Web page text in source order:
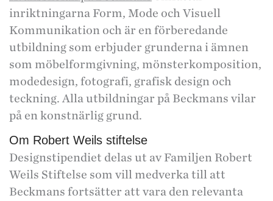
inriktningarna Form, Mode och Visuell
Kommunikation och är en förberedande
utbildning som erbjuder grunderna i ämnen
som möbelformgivning, mönsterkomposition,
modedesign, fotografi, grafisk design och
teckning. Alla utbildningar på Beckmans vilar
på en konstnärlig grund.
Om Robert Weils stiftelse
Designstipendiet delas ut av Familjen Robert
Weils Stiftelse som vill medverka till att
Beckmans fortsätter att vara den relevanta